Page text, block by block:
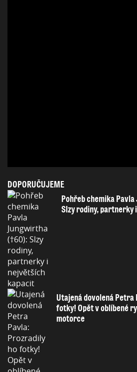
DOPORUČUJEME
Pohřeb chemika
Slzy rodiny,
Utajená dovolená
fotky! Opět v oblíbené
motorce